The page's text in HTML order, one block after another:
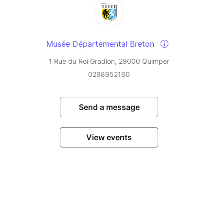
Musée Départemental Breton
1 Rue du Roi Gradlon, 29000 Quimper
0298952160
Send a message
View events